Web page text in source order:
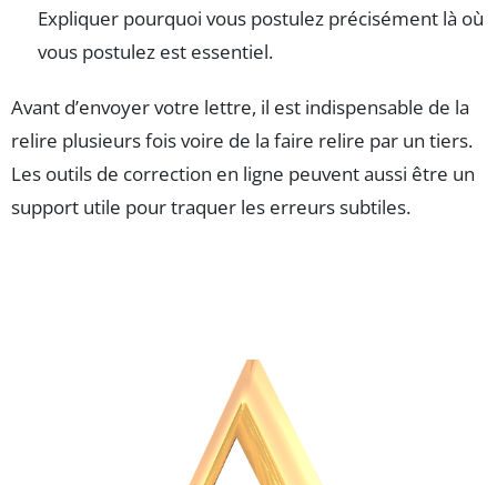
Expliquer pourquoi vous postulez précisément là où
vous postulez est essentiel.
Avant d’envoyer votre lettre, il est indispensable de la
relire plusieurs fois voire de la faire relire par un tiers.
Les outils de correction en ligne peuvent aussi être un
support utile pour traquer les erreurs subtiles.